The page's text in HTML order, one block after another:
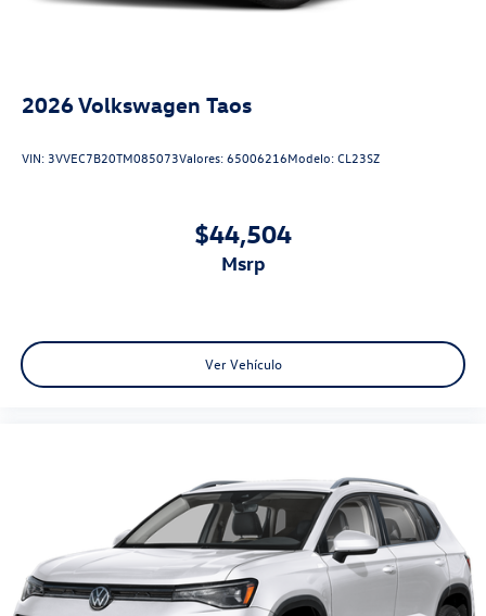
2026Volkswagen Taos
VIN: 3VVEC7B20TM085073Valores:65006216Modelo:CL23SZ
$44,504
msrp
Ver Vehículo